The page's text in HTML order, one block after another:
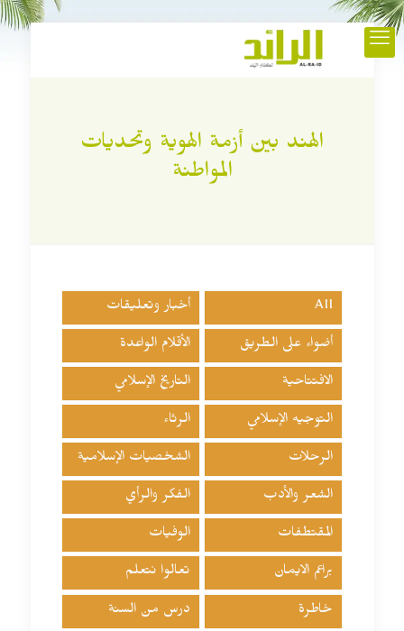
الهند بين أزمة الهوية وتحديات
المواطنة
All أخبار وتعليقات
أضواء على الطريق الأقلام الواعدة
الافتتاحية التاريخ الإسلامي
التوجيه الإسلامي الرثاء
الرحلات الشخصيات الإسلامية
الشعر والأدب الفكر والرأي
المقتطفات الوفيات
براعم الايمان تعالوا نتعلم
خاطرة درس من السنة